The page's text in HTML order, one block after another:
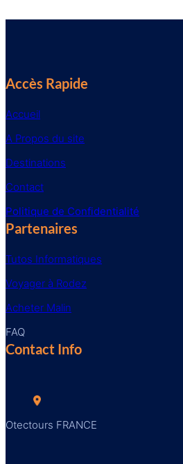
Accès Rapide
Accueil
A Propos du site
Destinations
Contact
Politique de Confidentialité
Partenaires
Tutos Informatiques
Voyager à Rodez
Acheter Malin
FAQ
Contact Info
Otectours FRANCE